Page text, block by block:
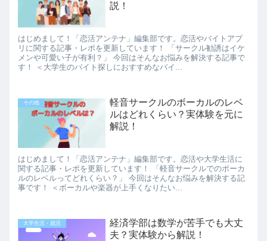
説！
はじめまして！「恋活アンテナ」編集部です。恋活やバイトアプ
リに関する記事・レポを更新しています！ 「サークル勧誘はイケ
メンや可愛い子が有利？」 今回はそんなお悩みを解決する記事で
す！ ＜大学生のバイト探しにおすすめなバイ...
その他
軽音サークルのボーカルのレベ
ルはどれくらい？実体験を元に
解説！
はじめまして！「恋活アンテナ」編集部です。恋活や大学生活に
関する記事・レポを更新しています！ 「軽音サークルでのボーカ
ルのレベルってどれくらい？」 今回はそんなお悩みを解決する記
事です！ ＜ボーカルや楽器が上手くなりたい...
大学生活・就活
経済学部は数学が苦手でも大丈
夫？実体験から解説！